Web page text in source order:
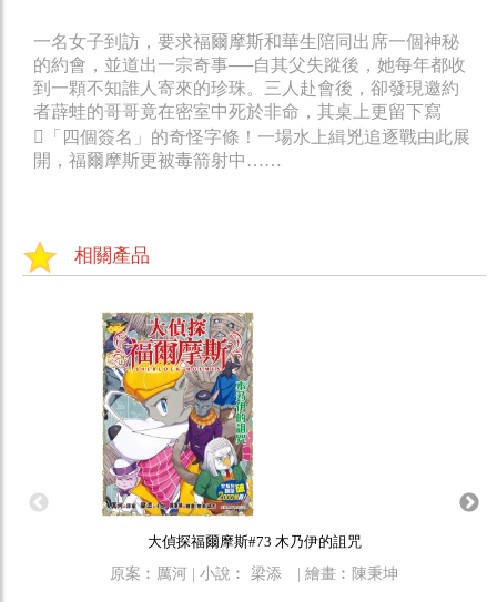
一名女子到訪，要求福爾摩斯和華生陪同出席一個神秘
的約會，並道出一宗奇事──自其父失蹤後，她每年都收
到一顆不知誰人寄來的珍珠。三人赴會後，卻發現邀約
者薜蛙的哥哥竟在密室中死於非命，其桌上更留下寫
「四個簽名」的奇怪字條！一場水上緝兇追逐戰由此展
開，福爾摩斯更被毒箭射中……
相關產品
大偵探福爾摩斯#73 木乃伊的詛咒
原案︰厲河 | 小說︰ 梁添 | 繪畫︰陳秉坤